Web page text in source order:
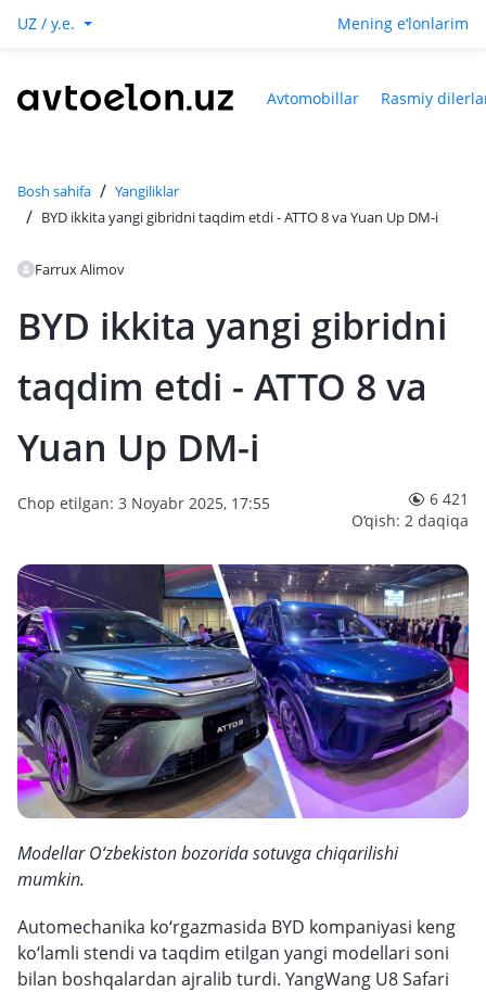
UZ / y.e. Mening e‘lonlarim
Avtomobillar Rasmiy
Bosh sahifa / Yangiliklar
/ BYD ikkita yangi gibridni taqdim etdi - ATTO 8 va Yuan Up DM-i
Farrux Alimov
BYD ikkita yangi gibridni
taqdim etdi - ATTO 8 va
Yuan Up DM-i
Chop etilgan: 3 Noyabr 2025, 17:55
6 421
O‘qish: 2 daqiqa
Modellar O‘zbekiston bozorida sotuvga chiqarilishi
mumkin.
Automechanika ko‘rgazmasida BYD kompaniyasi keng
ko‘lamli stendi va taqdim etilgan yangi modellari soni
bilan boshqalardan ajralib turdi. YangWang U8 Safari